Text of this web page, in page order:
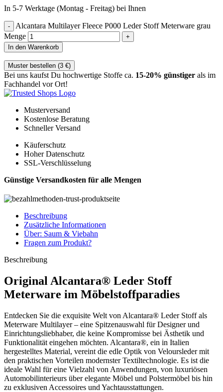
In 5-7 Werktage (Montag - Freitag) bei Ihnen
Alcantara Multilayer Fleece P000 Leder Stoff Meterware grau
Menge
In den Warenkorb
Muster bestellen (3 €)
Bei uns kaufst Du hochwertige Stoffe ca. 15-20% günstiger als im
Fachhandel vor Ort!
Musterversand
Kostenlose Beratung
Schneller Versand
Käuferschutz
Hoher Datenschutz
SSL-Verschlüsselung
Günstige Versandkosten für alle Mengen
Beschreibung
Zusätzliche Informationen
Über: Saum & Viebahn
Fragen zum Produkt?
Beschreibung
Original Alcantara® Leder Stoff
Meterware im Möbelstoffparadies
Entdecken Sie die exquisite Welt von Alcantara® Leder Stoff als
Meterware Multilayer – eine Spitzenauswahl für Designer und
Einrichtungsliebhaber, die keine Kompromisse bei Ästhetik und
Funktionalität eingehen möchten. Alcantara®, ein in Italien
hergestelltes Material, vereint die edle Optik von Veloursleder mit
den praktischen Vorteilen modernster Textiltechnologie. Es ist die
ideale Wahl für eine Vielzahl von Anwendungen, von luxuriösen
Automobilinterieurs über elegante Möbel und Polstermöbel bis hin
zu exklusiven Accessoires und Yachtausstattungen.